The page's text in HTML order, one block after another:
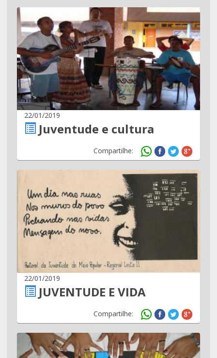
22/01/2019
Juventude e cultura
Compartilhe:
22/01/2019
JUVENTUDE E VIDA
Compartilhe: